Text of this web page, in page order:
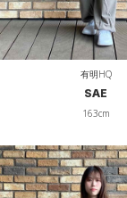
有明HQ
SAE
163cm